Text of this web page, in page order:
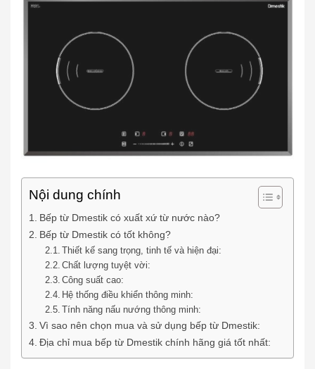
Nội dung chính
Bếp từ Dmestik có xuất xứ từ nước nào?
Bếp từ Dmestik có tốt không?
Thiết kế sang trọng, tinh tế và hiện đại:
Chất lượng tuyệt vời:
Công suất cao:
Hệ thống điều khiển thông minh:
Tính năng nấu nướng thông minh:
Vì sao nên chọn mua và sử dụng bếp từ Dmestik:
Địa chỉ mua bếp từ Dmestik chính hãng giá tốt nhất: